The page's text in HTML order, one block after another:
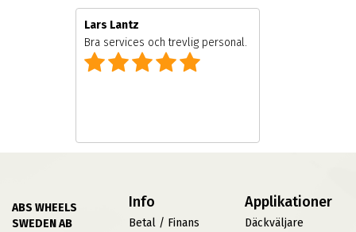
Lars Lantz
Bra services och trevlig personal.
ABS WHEELS
SWEDEN AB
Info
Betal / Finans
Applikationer
Däckväljare